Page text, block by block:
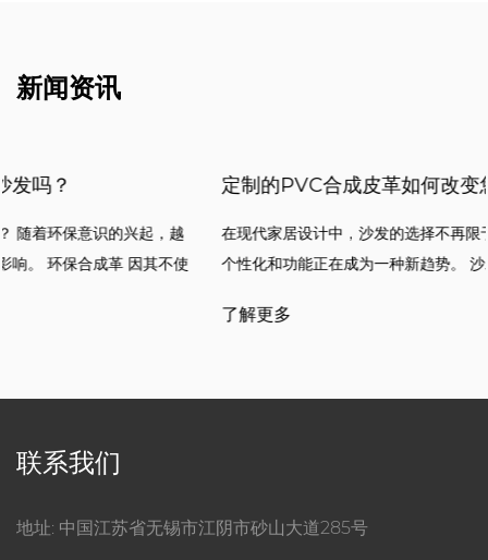
新闻资讯
定制的PVC合成皮革如何改变您的沙发体验？
在现代家居设计中，沙发的选择不再限于其外观和舒适性。材料的
个性化和功能正在成为一种新趋势。 沙发定制的PVC合成皮革 由于
联系我们
地址: 中国江苏省无锡市江阴市砂山大道285号